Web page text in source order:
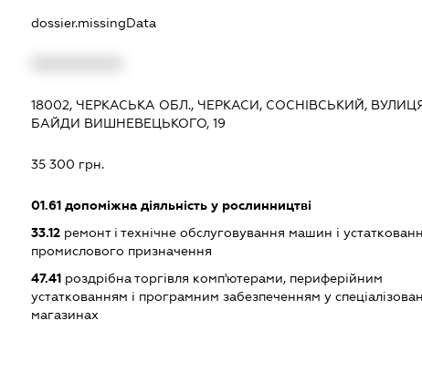
dossier.missingData
18002, ЧЕРКАСЬКА ОБЛ., ЧЕРКАСИ, СОСНІВСЬКИЙ,
БАЙДИ ВИШНЕВЕЦЬКОГО, 19
35 300 грн.
01.61допоміжна діяльність у рослинництві
33.12ремонт і технічне обслуговування машин і
промислового призначення
47.41роздрібна торгівля комп'ютерами, периферійним
устаткованням і програмним забезпеченням у
магазинах